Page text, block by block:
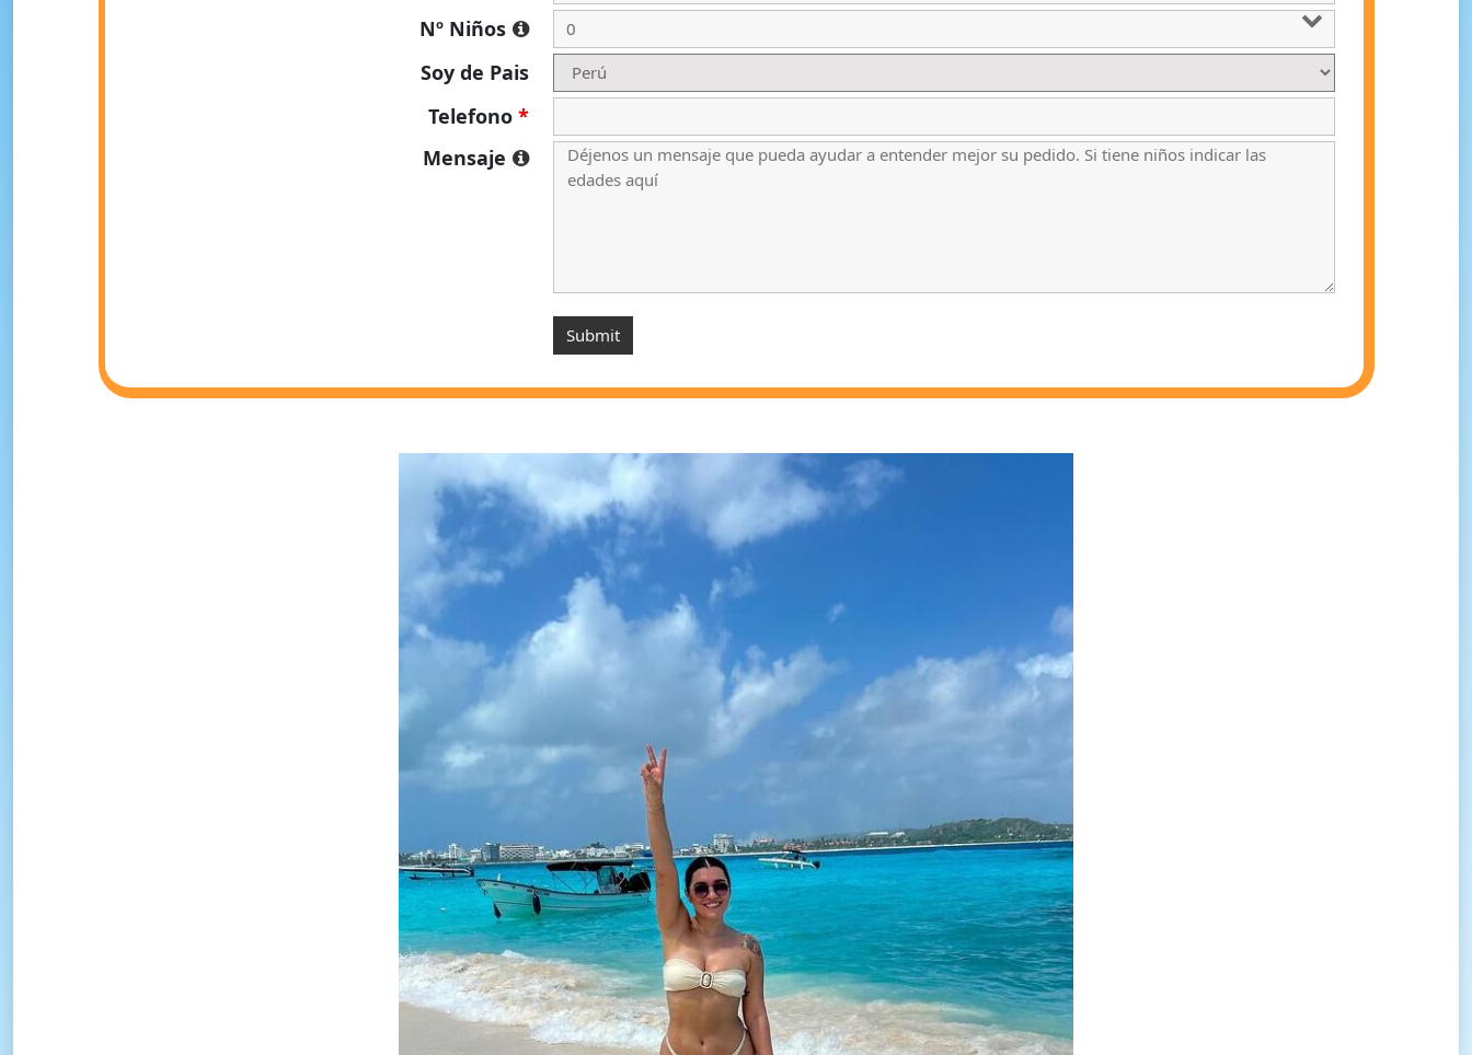
Nº Niños
Soy de Pais
Telefono*
Mensaje